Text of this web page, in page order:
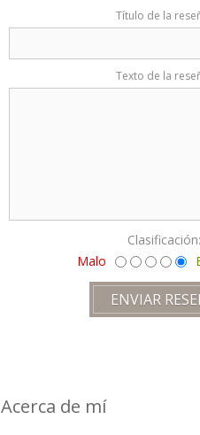
Título de la
Texto de la
Clasificación:
Malo
Acerca de mí